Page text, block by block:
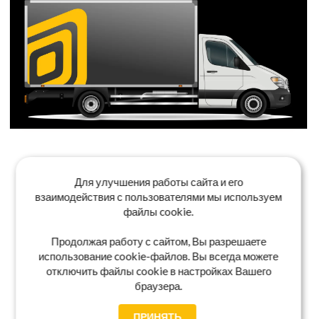
Для улучшения работы сайта и его
взаимодействия с пользователями мы используем
файлы cookie.
Продолжая работу с сайтом, Вы разрешаете
использование cookie-файлов. Вы всегда можете
отключить файлы cookie в настройках Вашего
браузера.
ПРИНЯТЬ